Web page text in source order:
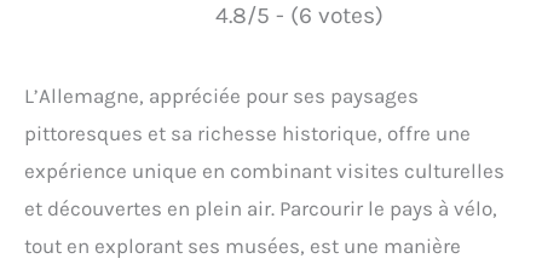
4.8/5 - (6 votes)
L’Allemagne, appréciée pour ses paysages
pittoresques et sa richesse historique, offre une
expérience unique en combinant visites culturelles
et découvertes en plein air. Parcourir le pays à vélo,
tout en explorant ses musées, est une manière